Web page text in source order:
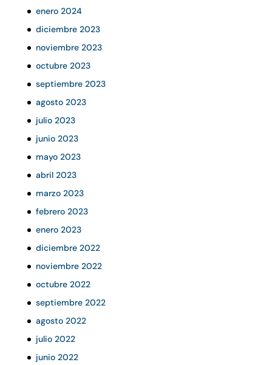
enero 2024
diciembre 2023
noviembre 2023
octubre 2023
septiembre 2023
agosto 2023
julio 2023
junio 2023
mayo 2023
abril 2023
marzo 2023
febrero 2023
enero 2023
diciembre 2022
noviembre 2022
octubre 2022
septiembre 2022
agosto 2022
julio 2022
junio 2022